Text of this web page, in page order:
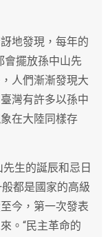
地發現，每年的
會擺放孫中山先
人們漸漸發現大
灣有許多以孫中
在大陸同樣存
生的誕辰和忌日
都是國家的高級
今，第一次發表
。“民主革命的